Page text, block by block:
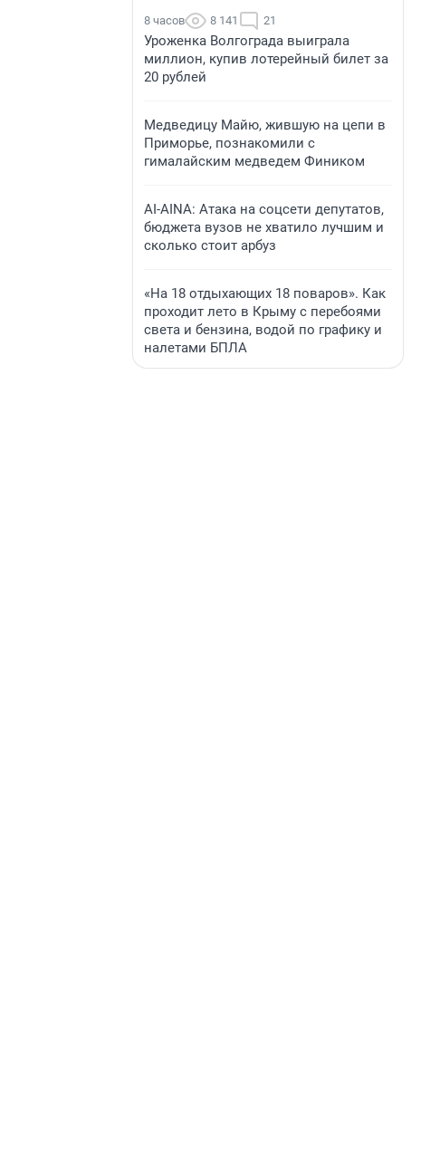
8 часов 8 141 21
Уроженка Волгограда выиграла
миллион, купив лотерейный билет за
20 рублей
Медведицу Майю, жившую на цепи в
Приморье, познакомили с
гималайским медведем Фиником
AI-AINA: Атака на соцсети депутатов,
бюджета вузов не хватило лучшим и
сколько стоит арбуз
«На 18 отдыхающих 18 поваров». Как
проходит лето в Крыму с перебоями
света и бензина, водой по графику и
налетами БПЛА